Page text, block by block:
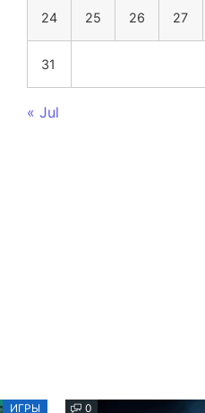
24 25 26 27
31
« Jul
ИГРЫ 0